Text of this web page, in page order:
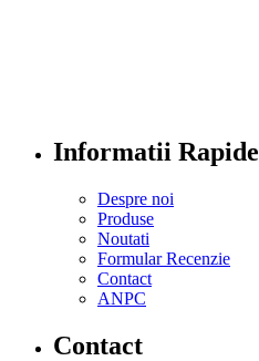
Informatii Rapide
Despre noi
Produse
Noutati
Formular Recenzie
Contact
ANPC
Contact